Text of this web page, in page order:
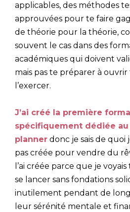
applicables, des méthodes
approuvées pour te faire
de théorie pour la théorie,
souvent le cas dans des
académiques qui doivent
mais pas te préparer à
l’exercer.
J’ai créé la première
spécifiquement dédiée
planner donc je sais de quoi
pas créée pour vendre du
l’ai créée parce que je
se lancer sans fondations
inutilement pendant de
leur sérénité mentale et